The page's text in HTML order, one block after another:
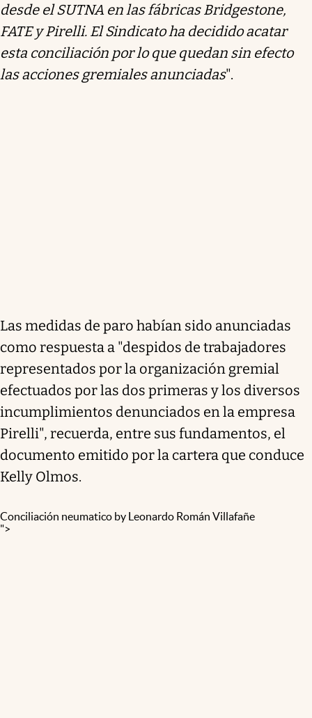
desde el SUTNA en las fábricas Bridgestone,
FATE y Pirelli. El Sindicato ha decidido acatar
esta conciliación por lo que quedan sin efecto
las acciones gremiales anunciadas".
Las medidas de paro habían sido anunciadas
como respuesta a "despidos de trabajadores
representados por la organización gremial
efectuados por las dos primeras y los diversos
incumplimientos denunciados en la empresa
Pirelli", recuerda, entre sus fundamentos, el
documento emitido por la cartera que conduce
Kelly Olmos.
Conciliación neumatico by Leonardo Román Villafañe
">